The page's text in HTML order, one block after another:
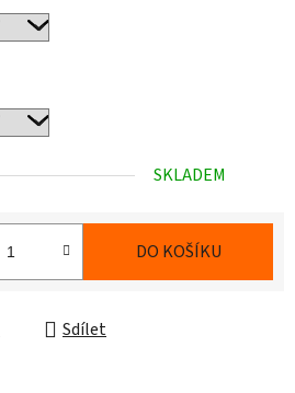
SKLADEM
DO KOŠÍKU
Sdílet